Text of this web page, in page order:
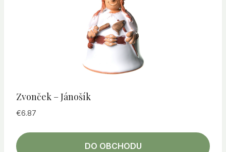
Zvonček – Jánošík
€6.87
DO OBCHODU